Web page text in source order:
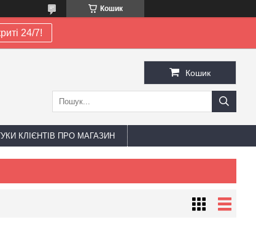
Кошик
24/7!
Кошик
КЛІЄНТІВ ПРО МАГАЗИН